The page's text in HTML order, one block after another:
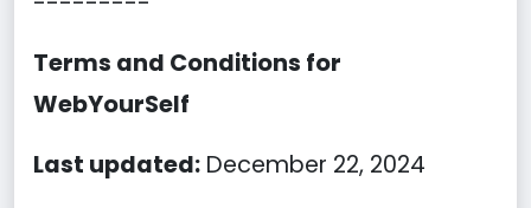
Terms and Conditions for
WebYourSelf
Last updated: December 22, 2024